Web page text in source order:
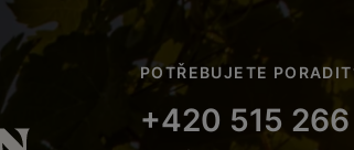
POTŘEBUJETE
+420 515